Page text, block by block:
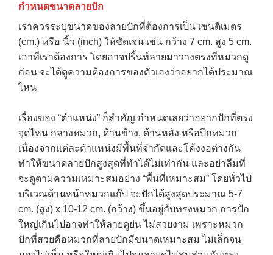
กำหนดขนาดลายปัก
เราควรระบุขนาดของลายปักที่ต้องการเป็น เซนติเมตร
(cm.) หรือ นิ้ว (inch) ให้ชัดเจน เช่น กว้าง 7 cm. สูง 5 cm.
เอาที่เราต้องการ โดยอาจปริ้นท์ลายมาวางตรงที่หมวกดู
ก่อน จะได้ดูความต้องการของตัวเองว่าอยากได้ประมาณ
ไหน
เรื่องของ “ตำแหน่ง” ก็สำคัญ กำหนดเลยว่าอยากปักที่ตรง
จุดไหน กลางหมวก, ด้านข้าง, ด้านหลัง หรือปีกหมวก
เนื่องจากแต่ละตำแหน่งมีพื้นที่จำกัดและโค้งงอต่างกัน
ทำให้ขนาดลายปักสูงสุดที่ทำได้ไม่เท่ากัน และอย่าลืมที่
จะดูตามความเหมาะสมอย่าง “พื้นที่เหมาะสม” โดยทั่วไป
บริเวณด้านหน้าหมวกแก๊ป จะปักได้สูงสุดประมาณ 5-7
cm. (สูง) x 10-12 cm. (กว้าง) ขึ้นอยู่กับทรงหมวก การปัก
ใหญ่เกินไปอาจทำให้ลายดูย่น ไม่สวยงาม เพราะหมวก
ปักที่สวยคือหมวกที่ลายปักมีขนาดเหมาะสม ไม่เล็กจน